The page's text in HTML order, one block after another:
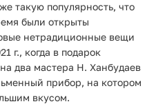
такую популярность, что
были открыты
нетрадиционные вещи
г., когда в подарок
два мастера Н. Ханбудаев
прибор, на котором
вкусом.